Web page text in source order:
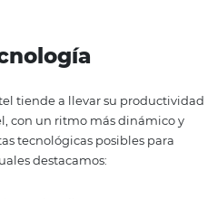
para que el hotel se
e identificar errores y éxitos
en tiempo como en